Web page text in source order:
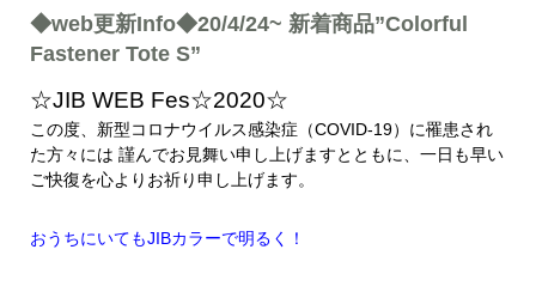
◆web更新Info◆20/4/24~ 新着商品”Colorful
Fastener Tote S”
☆JIB WEB Fes☆2020☆
この度、新型コロナウイルス感染症（COVID-19）に罹患され
た方々には 謹んでお見舞い申し上げますとともに、一日も早い
ご快復を心よりお祈り申し上げます。
おうちにいてもJIBカラーで明るく！